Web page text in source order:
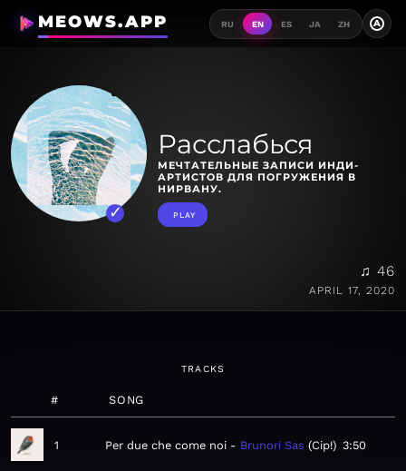
MEOWS.APP RU EN ES JA ZH A
Расслабься
МЕЧТАТЕЛЬНЫЕ ЗАПИСИ ИНДИ-
АРТИСТОВ ДЛЯ ПОГРУЖЕНИЯ В
НИРВАНУ.
PLAY
♫ 46
APRIL 17, 2020
TRACKS
# SONG
1 Per due che come noi Brunori Sas Cip! 3:50